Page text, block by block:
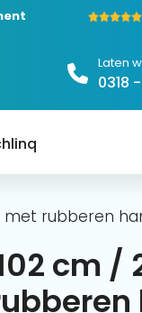
Laten
0318
met rubberen
cm /